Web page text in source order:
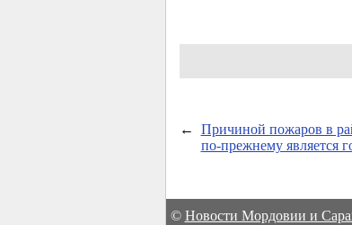
←
Причиной пожаров в
по-прежнему является
© Новости Мордовии и